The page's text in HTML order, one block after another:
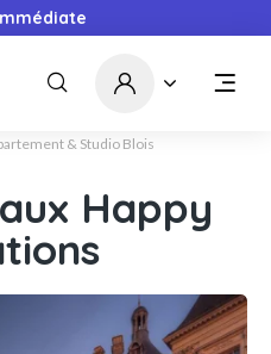
& Studio Blois
Happy